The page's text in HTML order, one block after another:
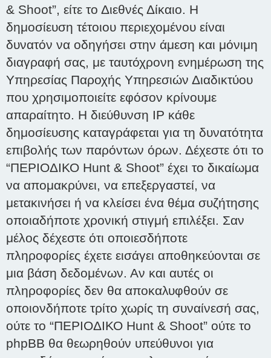
& Shoot”, είτε το Διεθνές Δίκαιο. Η
δημοσίευση τέτοιου περιεχομένου είναι
δυνατόν να οδηγήσει στην άμεση και μόνιμη
διαγραφή σας, με ταυτόχρονη ενημέρωση της
Υπηρεσίας Παροχής Υπηρεσιών Διαδικτύου
που χρησιμοποιείτε εφόσον κρίνουμε
απαραίτητο. Η διεύθυνση IP κάθε
δημοσίευσης καταγράφεται για τη δυνατότητα
επιβολής των παρόντων όρων. Δέχεστε ότι το
“ΠΕΡΙΟΔΙΚΟ Hunt & Shoot” έχει το δικαίωμα
να απομακρύνει, να επεξεργαστεί, να
μετακινήσει ή να κλείσει ένα θέμα συζήτησης
οποιαδήποτε χρονική στιγμή επιλέξει. Σαν
μέλος δέχεστε ότι οποιεσδήποτε
πληροφορίες έχετε εισάγει αποθηκεύονται σε
μια βάση δεδομένων. Αν και αυτές οι
πληροφορίες δεν θα αποκαλυφθούν σε
οποιονδήποτε τρίτο χωρίς τη συναίνεσή σας,
ούτε το “ΠΕΡΙΟΔΙΚΟ Hunt & Shoot” ούτε το
phpBB θα θεωρηθούν υπεύθυνοι για